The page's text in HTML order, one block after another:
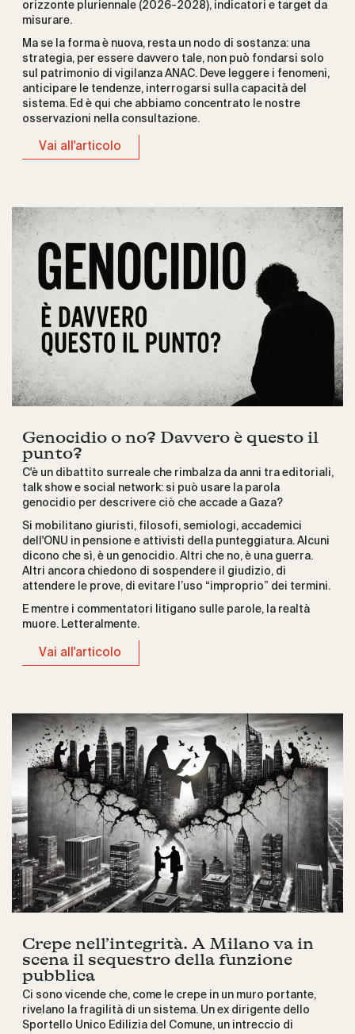
orizzonte pluriennale (2026-2028), indicatori e target da
misurare.
Ma se la forma è nuova, resta un nodo di sostanza: una
strategia, per essere davvero tale, non può fondarsi solo
sul patrimonio di vigilanza ANAC. Deve leggere i fenomeni,
anticipare le tendenze, interrogarsi sulla capacità del
sistema. Ed è qui che abbiamo concentrato le nostre
osservazioni nella consultazione.
Vai all'articolo
Genocidio o no? Davvero è questo il
punto?
C'è un dibattito surreale che rimbalza da anni tra editoriali,
talk show e social network: si può usare la parola
genocidio per descrivere ciò che accade a Gaza?
Si mobilitano giuristi, filosofi, semiologi, accademici
dell'ONU in pensione e attivisti della punteggiatura. Alcuni
dicono che sì, è un genocidio. Altri che no, è una guerra.
Altri ancora chiedono di sospendere il giudizio, di
attendere le prove, di evitare l’uso “improprio” dei termini.
E mentre i commentatori litigano sulle parole, la realtà
muore. Letteralmente.
Vai all'articolo
Crepe nell’integrità. A Milano va in
scena il sequestro della funzione
pubblica
Ci sono vicende che, come le crepe in un muro portante,
rivelano la fragilità di un sistema. Un ex dirigente dello
Sportello Unico Edilizia del Comune, un intreccio di